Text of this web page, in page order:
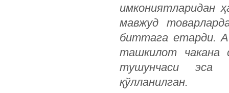
имкониятларидан
мавжуд
биттага етарди.
ташкилот чакана
тушунчаси эса
қўлланилган.